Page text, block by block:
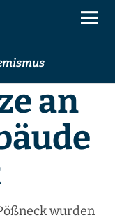
an
wurden